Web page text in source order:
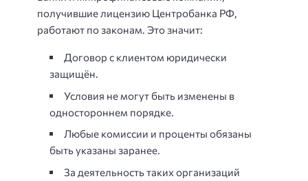
получившие лицензию Центробанка РФ,
работают по законам. Это значит:
Договор с клиентом юридически
защищён.
Условия не могут быть изменены в
одностороннем порядке.
Любые комиссии и проценты обязаны
быть указаны заранее.
За деятельность таких организаций